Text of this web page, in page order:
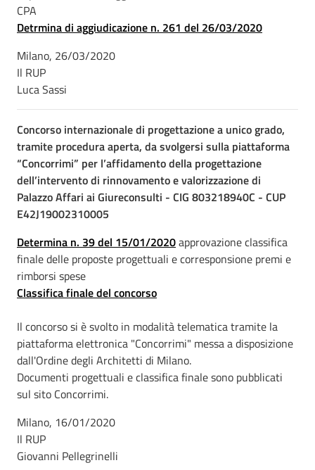
CPA
Detrmina di aggiudicazione n. 261 del 26/03/2020
Milano, 26/03/2020
Il RUP
Luca Sassi
Concorso internazionale di progettazione a unico grado,
tramite procedura aperta, da svolgersi sulla piattaforma
“Concorrimi” per l’affidamento della progettazione
dell’intervento di rinnovamento e valorizzazione di
Palazzo Affari ai Giureconsulti - CIG 803218940C - CUP
E42J19002310005
Determina n. 39 del 15/01/2020approvazione classifica
finale delle proposte progettuali e corresponsione premi e
rimborsi spese
Classifica finale del concorso
Il concorso si è svolto in modalità telematica tramite la
piattaforma elettronica "Concorrimi" messa a disposizione
dall'Ordine degli Architetti di Milano.
Documenti progettuali e classifica finale sono pubblicati
sul sito Concorrimi.
Milano, 16/01/2020
Il RUP
Giovanni Pellegrinelli